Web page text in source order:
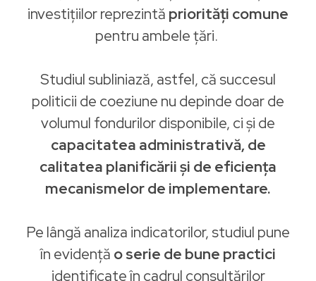
investițiilor reprezintă priorități comune
pentru ambele țări.
Studiul subliniază, astfel, că succesul
politicii de coeziune nu depinde doar de
volumul fondurilor disponibile, ci și de
capacitatea administrativă, de
calitatea planificării și de eficiența
mecanismelor de implementare.
Pe lângă analiza indicatorilor, studiul pune
în evidență o serie de bune practici
identificate în cadrul consultărilor